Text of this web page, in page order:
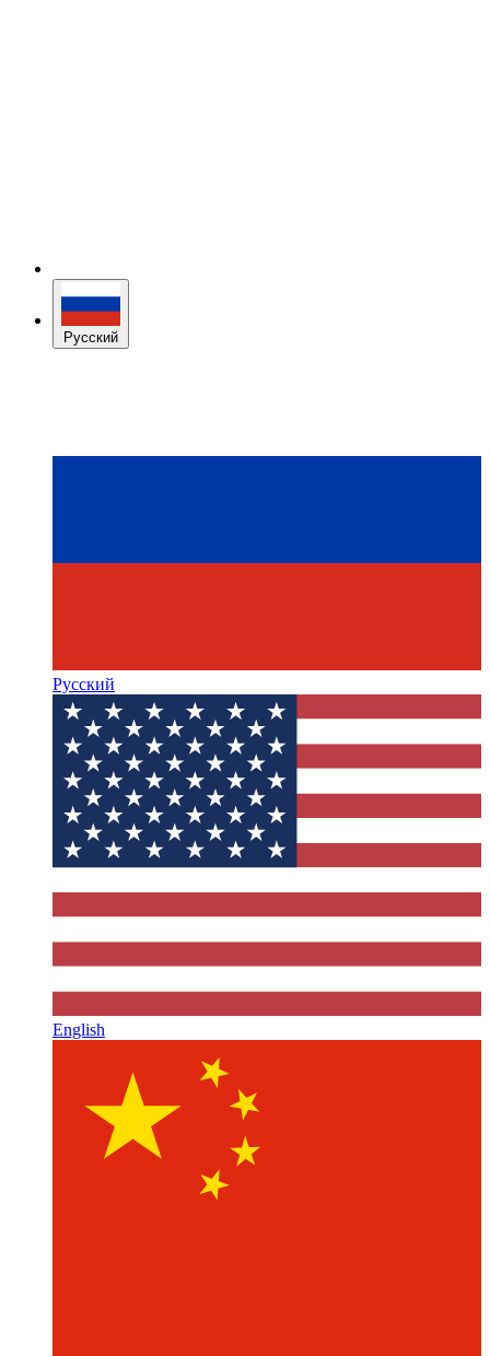
Русский
Русский
English